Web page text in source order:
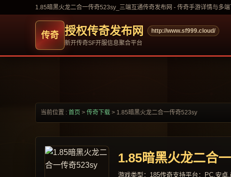
1.85暗黑火龙二合一传奇523sy_三端互通传奇发布网 - 传奇手游详情与多
授权传奇发布网
http://www.sf999.cloud/
新开传奇SF开服信息聚合平台
当前位置 : 首页 > 传奇下载 > 1.85暗黑火龙二合一传奇523sy
1.85暗黑火龙二合
游戏类型：185传奇支持平台：PC,安卓